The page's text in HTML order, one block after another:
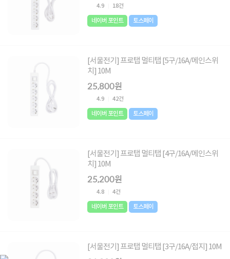
4.9 18건
네이버 포인트 토스페이
[서울전기] 프로탭 멀티탭 [5구/16A/메인스위
치] 10M
25,800원
4.9 42건
네이버 포인트 토스페이
[서울전기] 프로탭 멀티탭 [4구/16A/메인스위
치] 10M
25,200원
4.8 4건
네이버 포인트 토스페이
[서울전기] 프로탭 멀티탭 [3구/16A/접지] 10M